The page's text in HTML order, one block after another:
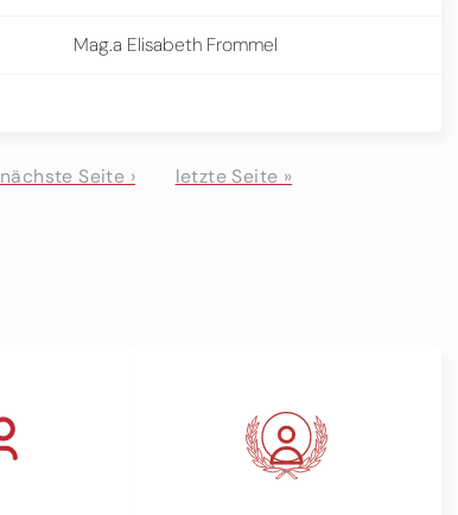
Mag.a Elisabeth Frommel
nächste Seite › letzte Seite »